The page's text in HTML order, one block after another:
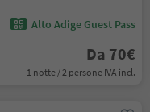
Alto Adige Guest Pass
Da 70€
1 notte / 2 persone IVA incl.